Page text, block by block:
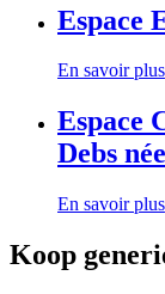
Espace
En savoir plus
Espace
Debs
En savoir plus
Koop